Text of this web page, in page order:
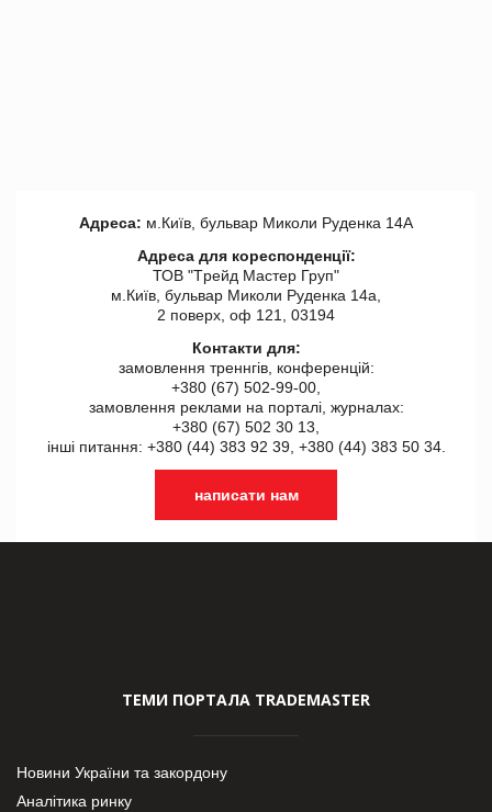
Адреса: м.Київ, бульвар Миколи Руденка 14А
Адреса для кореспонденції:
ТОВ "Tрейд Мастер Груп"
м.Київ, бульвар Миколи Руденка 14а,
2 поверх, оф 121, 03194
Контакти для:
замовлення треннгів, конференцій:
+380 (67) 502-99-00,
замовлення реклами на порталі, журналах:
+380 (67) 502 30 13,
інші питання: +380 (44) 383 92 39, +380 (44) 383 50 34.
написати нам
ТЕМИ ПОРТАЛА TRADEMASTER
Новини України та закордону
Аналітика ринку